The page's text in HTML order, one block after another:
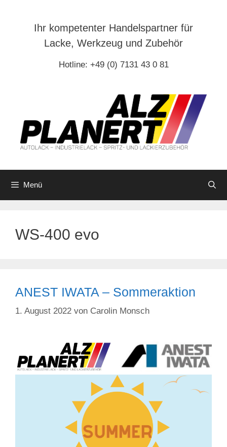
Ihr kompetenter Handelspartner für
Lacke, Werkzeug und Zubehör
Hotline: +49 (0) 7131 43 0 81
Menü
WS-400 evo
ANEST IWATA – Sommeraktion
1. August 2022 von Carolin Monsch